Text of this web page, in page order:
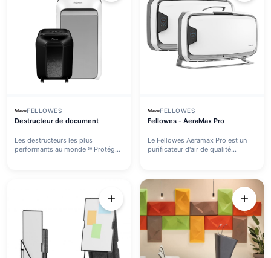
FELLOWES
Destructeur de document
Les destructeurs les plus
performants au monde ® Protégez
FELLOWES
Fellowes - AeraMax Pro
Le Fellowes Aeramax Pro est un
purificateur d'air de qualité...